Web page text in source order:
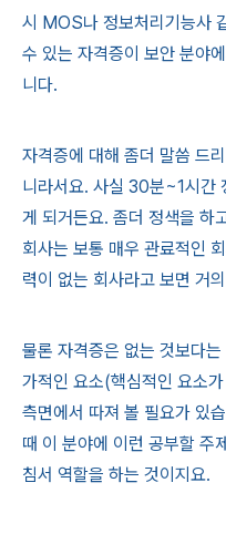
시 MOS나 정보처리기능사
수 있는 자격증이 보안 분야
니다.
자격증에 대해 좀더 말씀 드
니라서요. 사실 30분~1시간
게 되거든요. 좀더 정색을 하
회사는 보통 매우 관료적인
력이 없는 회사라고 보면 거
물론 자격증은 없는 것보다
가적인 요소(핵심적인 요소
측면에서 따져 볼 필요가 있
때 이 분야에 이런 공부할 주
침서 역할을 하는 것이지요.